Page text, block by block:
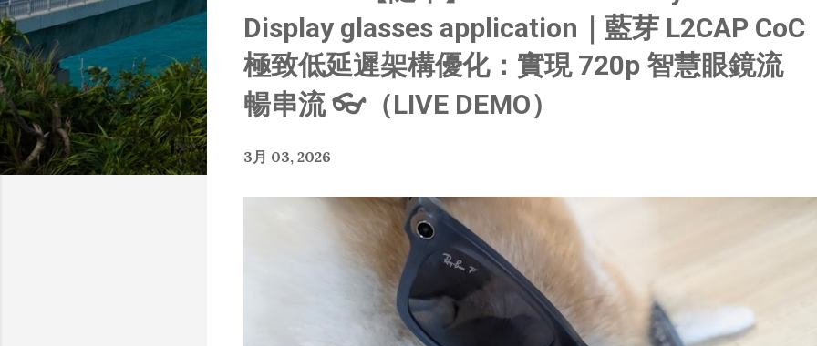
Display glasses application｜藍芽 L2CAP CoC
極致低延遲架構優化：實現 720p 智慧眼鏡流
暢串流 👓（LIVE DEMO）
3月 03, 2026